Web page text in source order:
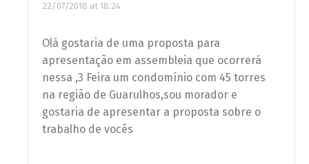
22/07/2018 at 18:24
Olá gostaria de uma proposta para
apresentação em assembleia que ocorrerá
nessa ,3 Feira um condomínio com 45 torres
na região de Guarulhos,sou morador e
gostaria de apresentar a proposta sobre o
trabalho de vocês